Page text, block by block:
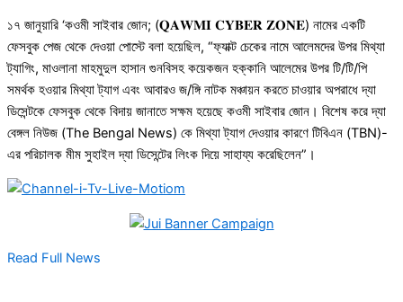
১৭ জানুয়ারি ‘কওমী সাইবার জোন; (𝐐𝐀𝐖𝐌𝐈 𝐂𝐘𝐁𝐄𝐑 𝐙𝐎𝐍𝐄) নামের একটি
ফেসবুক পেজ থেকে দেওয়া পোস্টে বলা হয়েছিল, “ফ্যাক্ট চেকের নামে আলেমদের উপর মিথ্যা
ট্যাগিং, মাওলানা মাহমুদুল হাসান গুনবিসহ কয়েকজন হক্কানি আলেমের উপর টি/টি/পি
সমর্থক হওয়ার মিথ্যা ট্যাগ এবং আবারও জ/ঙ্গি নাটক মঞ্চায়ন করতে চাওয়ার অপরাধে দ্যা
ডিসেন্টকে ফেসবুক থেকে বিদায় জানাতে সক্ষম হয়েছে কওমী সাইবার জোন। বিশেষ করে দ্যা
বেঙ্গল নিউজ (The Bengal News) কে মিথ্যা ট্যাগ দেওয়ার কারণে টিবিএন (TBN)-
এর পরিচালক মীম সুহাইল দ্যা ডিসেন্টের লিংক দিয়ে সাহায্য করেছিলেন”।
Read Full News